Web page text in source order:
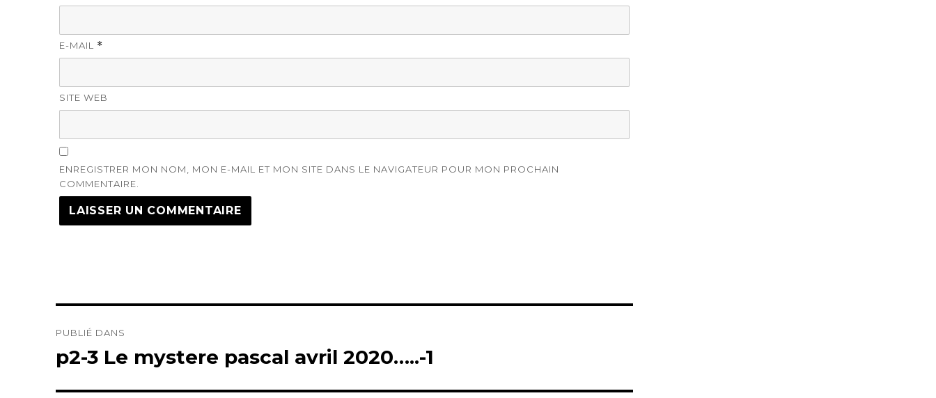
E-MAIL *
SITE WEB
ENREGISTRER MON NOM, MON E-MAIL ET MON SITE DANS LE NAVIGATEUR POUR MON PROCHAIN
COMMENTAIRE.
de
PUBLIÉ DANS
p2-3 Le mystere pascal avril 2020…..-1